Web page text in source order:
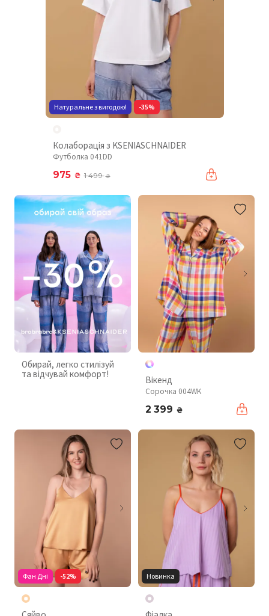
Натуральне з вигодою! -35%
Колаборація з KSENIASCHNAIDER
Футболка 041DD
975 ₴ 1 499₴
Обирай, легко стилізуй
та відчувай комфорт!
Вікенд
Сорочка 004WK
2 399 ₴
Фан Дні -52% Новинка